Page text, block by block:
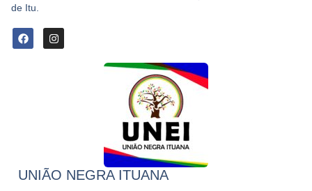
de Itu.
UNIÃO NEGRA ITUANA